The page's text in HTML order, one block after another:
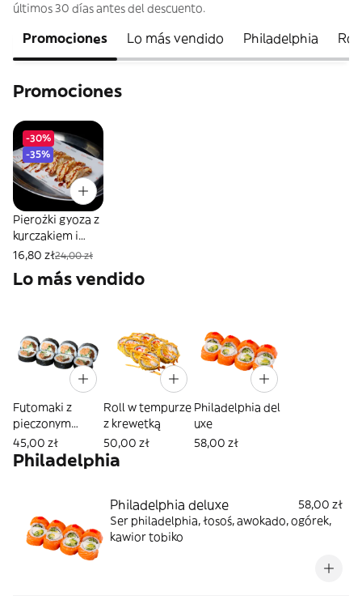
últimos 30 días antes del descuento.
Promociones Lo más vendido Philadelphia
Promociones
-30%
-35%
Pierożki gyoza z
kurczakiem i
grzybami
16,80 zł24,00 zł
Lo más vendido
Futomaki z
pieczonym
łososiem
45,00 zł
Roll w tempurze
z krewetką
50,00 zł
Philadelphia del
uxe
58,00 zł
Philadelphia
Philadelphia deluxe
58,00 zł
Ser philadelphia, łosoś, awokado, ogórek,
kawior tobiko